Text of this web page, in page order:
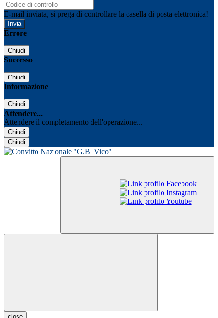
E-mail inviata, si prega di controllare la casella di posta elettronica!
Errore
Chiudi
Successo
Chiudi
Informazione
Chiudi
Attendere...
Attendere il completamento dell'operazione...
Chiudi
Chiudi
close